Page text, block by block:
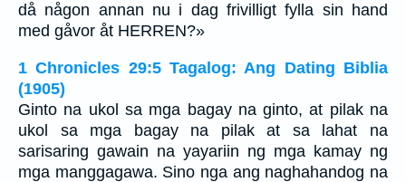
då någon annan nu i dag frivilligt fylla sin hand
med gåvor åt HERREN?»
1 Chronicles 29:5 Tagalog: Ang Dating Biblia
(1905)
Ginto na ukol sa mga bagay na ginto, at pilak na
ukol sa mga bagay na pilak at sa lahat na
sarisaring gawain na yayariin ng mga kamay ng
mga manggagawa. Sino nga ang naghahandog na